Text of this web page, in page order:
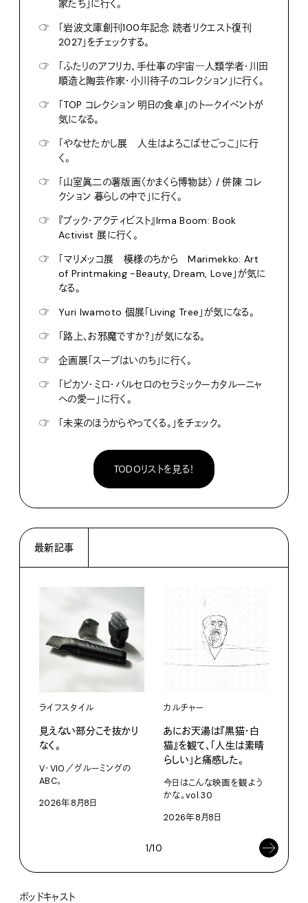
家たち」に行く。
☞
「岩波文庫創刊100年記念 読者リクエスト復刊
2027」をチェックする。
☞
「ふたりのアフリカ、手仕事の宇宙―人類学者・川田
順造と陶芸作家・小川待子のコレクション」に行く。
☞
「TOP コレクション 明日の食卓」のトークイベントが
気になる。
☞
「やなせたかし展 人生はよろこばせごっこ」に行
く。
☞
「山室眞二の薯版画〈かまくら博物誌〉 / 併陳 コレ
クション 暮らしの中で」に行く。
☞
『ブック・アクティビスト』Irma Boom: Book
Activist 展に行く。
☞
「マリメッコ展 模様のちから Marimekko: Art
of Printmaking -Beauty, Dream, Love」が気に
なる。
☞
Yuri Iwamoto 個展「Living Tree」が気になる。
☞
「路上、お邪魔ですか？」が気になる。
☞
企画展「スープはいのち」に行く。
☞
「ピカソ・ミロ・バルセロのセラミックーカタルーニャ
への愛ー」に行く。
☞
「未来のほうからやってくる。」をチェック。
TODOリストを見る！
最新記事
ライフスタイル
見えない部分こそ抜かり
なく。
V・VIO／グルーミングの
ABC。
2026年8月8日
カルチャー
あにお天湯は『黒猫・白
猫』を観て、「人生は素晴
らしい」と痛感した。
今日はこんな映画を観よう
かな。vol.30
2026年8月8日
1/10
ポッドキャスト